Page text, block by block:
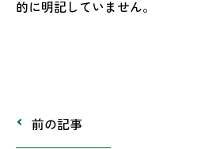
的に明記していません。
前の記事